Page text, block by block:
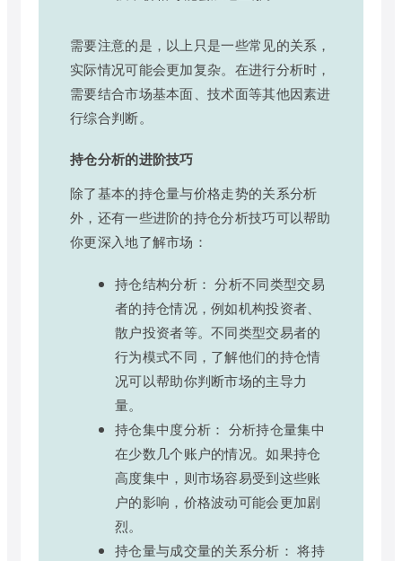
需要注意的是，以上只是一些常见的关系，
实际情况可能会更加复杂。在进行分析时，
需要结合市场基本面、技术面等其他因素进
行综合判断。
持仓分析的进阶技巧
除了基本的持仓量与价格走势的关系分析
外，还有一些进阶的持仓分析技巧可以帮助
你更深入地了解市场：
持仓结构分析： 分析不同类型交易
者的持仓情况，例如机构投资者、
散户投资者等。不同类型交易者的
行为模式不同，了解他们的持仓情
况可以帮助你判断市场的主导力
量。
持仓集中度分析： 分析持仓量集中
在少数几个账户的情况。如果持仓
高度集中，则市场容易受到这些账
户的影响，价格波动可能会更加剧
烈。
持仓量与成交量的关系分析： 将持